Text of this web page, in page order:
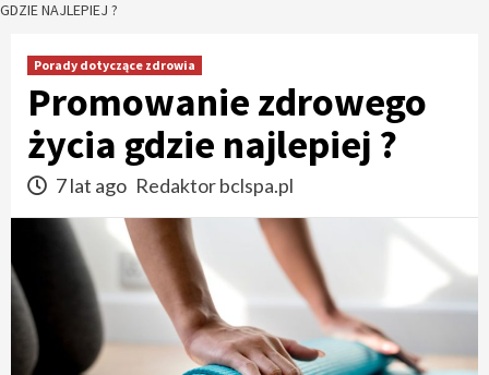
GDZIE NAJLEPIEJ ?
Porady dotyczące zdrowia
Promowanie zdrowego
życia gdzie najlepiej ?
7 lat ago Redaktor bclspa.pl